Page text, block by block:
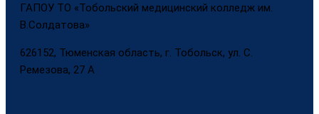
ГАПОУ ТО «Тобольский медицинский колледж им.
В.Солдатова»
626152, Тюменская область, г. Тобольск, ул. С.
Ремезова, 27 А